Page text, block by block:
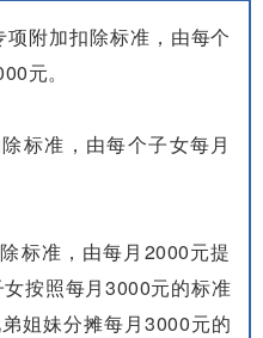
附加扣除标准，由每个
元。
标准，由每个子女每月
标准，由每月2000元提
按照每月3000元的标准
姐妹分摊每月3000元的